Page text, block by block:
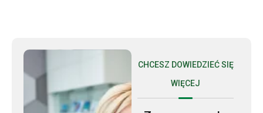
CHCESZ DOWIEDZIEĆ SIĘ
WIĘCEJ